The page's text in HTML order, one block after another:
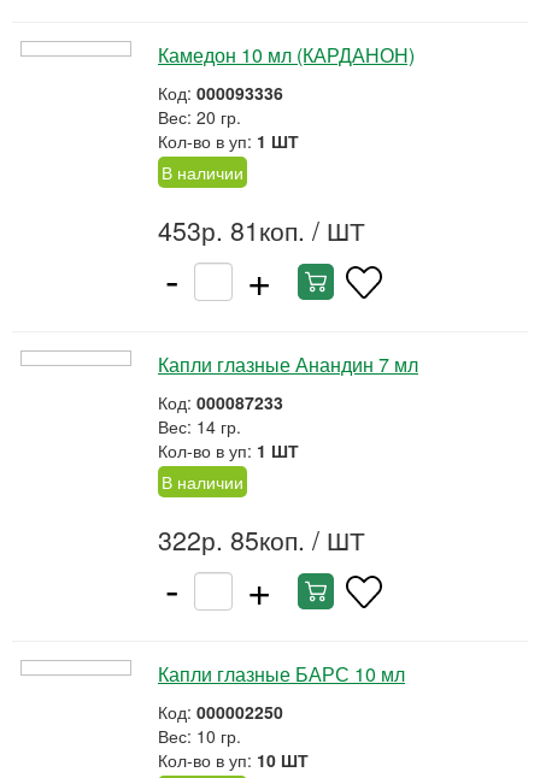
Камедон 10 мл (КАРДАНОН)
Код: 000093336
Вес: 20 гр.
Кол-во в уп: 1 ШТ
В наличии
453р. 81коп. / ШТ
- +
Капли глазные Анандин 7 мл
Код: 000087233
Вес: 14 гр.
Кол-во в уп: 1 ШТ
В наличии
322р. 85коп. / ШТ
- +
Капли глазные БАРС 10 мл
Код: 000002250
Вес: 10 гр.
Кол-во в уп: 10 ШТ